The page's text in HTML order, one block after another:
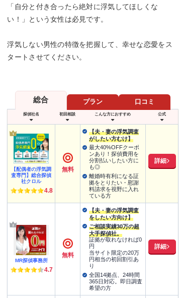
「自分と付き合ったら絶対に浮気してほしくな
い！」という女性は必見です。
浮気しない男性の特徴を把握して、幸せな恋愛をス
タートさせてください。
総合 プラン 口コミ
探偵社名 初回相談 こんな方におすすめ 公式
【配偶者の浮気調
査専門】総合探偵
社クロル
4.8
無料
【夫・妻の浮気調査
がしたい方むけ】
最大40%OFFクーポ
ンあり！探偵費用を
分割払いしたい方に
も◎
離婚時有利になる証
拠をとりたい・慰謝
料請求を視野に入れ
ている方
詳細
MR探偵事務所
4.7
無料
【夫・妻の浮気調査
をしたい方向け】
ご相談実績30万の超
大手探偵社。
証拠が取れなければ0
円
当サイト限定の20万
円相当の初回割引あ
り
全国14拠点、24時間
365日対応。即日調査
希望の方
詳細